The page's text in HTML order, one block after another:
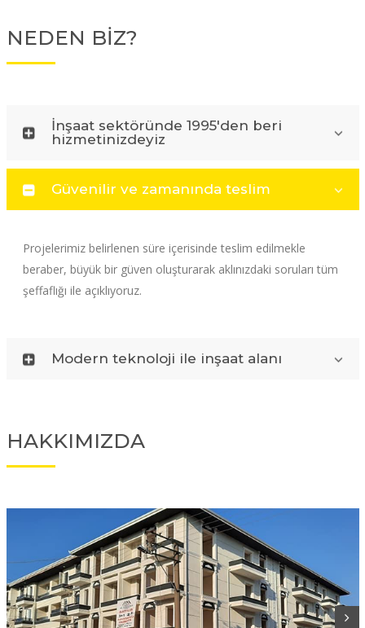
NEDEN BİZ?
İnşaat sektöründe 1995'den beri
hizmetinizdeyiz
Güvenilir ve zamanında teslim
Projelerimiz belirlenen süre içerisinde teslim edilmekle
beraber, büyük bir güven oluşturarak aklınızdaki soruları tüm
şeffaflığı ile açıklıyoruz.
Modern teknoloji ile inşaat alanı
HAKKIMIZDA